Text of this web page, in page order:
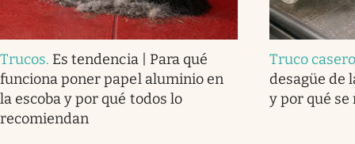
Trucos. Es tendencia | Para qué
funciona poner papel aluminio en
la escoba y por qué todos lo
recomiendan
Truco
desagüe de
y por qué